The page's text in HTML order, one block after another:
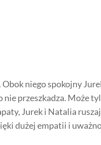
niego spokojny
przeszkadza. Może
Jurek i Natalia
dużej empatii i